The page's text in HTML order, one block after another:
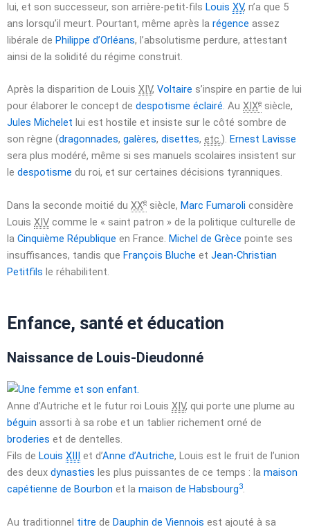
lui, et son successeur, son arrière-petit-fils Louis XV, n’a que 5
ans lorsqu’il meurt. Pourtant, même après la régence assez
libérale de Philippe d’Orléans, l’absolutisme perdure, attestant
ainsi de la solidité du régime construit.
Après la disparition de Louis XIV, Voltaire s’inspire en partie de lui
pour élaborer le concept de despotisme éclairé. Au XIXe siècle,
Jules Michelet lui est hostile et insiste sur le côté sombre de
son règne (dragonnades, galères, disettes, etc.). Ernest Lavisse
sera plus modéré, même si ses manuels scolaires insistent sur
le despotisme du roi, et sur certaines décisions tyranniques.
Dans la seconde moitié du XXe siècle, Marc Fumaroli considère
Louis XIV comme le « saint patron » de la politique culturelle de
la Cinquième République en France. Michel de Grèce pointe ses
insuffisances, tandis que François Bluche et Jean-Christian
Petitfils le réhabilitent.
Enfance, santé et éducation
Naissance de Louis-Dieudonné
Anne d’Autriche et le futur roi Louis XIV, qui porte une plume au
béguin assorti à sa robe et un tablier richement orné de
broderies et de dentelles.
Fils de Louis XIII et d’Anne d’Autriche, Louis est le fruit de l’union
des deux dynasties les plus puissantes de ce temps : la maison
capétienne de Bourbon et la maison de Habsbourg3.
Au traditionnel titre de Dauphin de Viennois est ajouté à sa